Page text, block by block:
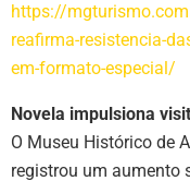
https://
reafirma-resistencia-
em-formato-especial/
Novela impulsiona
O Museu Histórico de
registrou um aumento